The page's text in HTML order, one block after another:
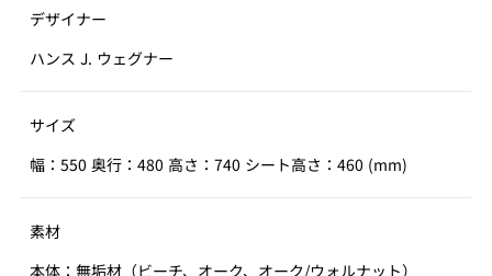
デザイナー
ハンス J. ウェグナー
サイズ
幅：550 奥行：480 高さ：740 シート高さ：460 (mm)
素材
本体：無垢材（ビーチ、オーク、オーク/ウォルナット）